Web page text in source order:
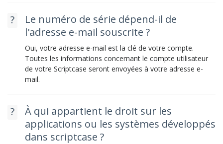
Le numéro de série dépend-il de
l'adresse e-mail souscrite ?
Oui, votre adresse e-mail est la clé de votre compte.
Toutes les informations concernant le compte utilisateur
de votre Scriptcase seront envoyées à votre adresse e-
mail.
À qui appartient le droit sur les
applications ou les systèmes développés
dans scriptcase ?